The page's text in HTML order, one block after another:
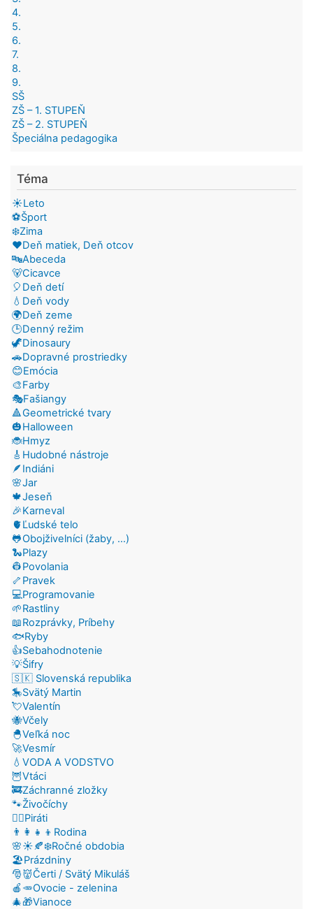
4.
5.
6.
7.
8.
9.
SŠ
ZŠ – 1. STUPEŇ
ZŠ – 2. STUPEŇ
Špeciálna pedagogika
Téma
☀️Leto
⚽Šport
❄️Zima
❤️Deň matiek, Deň otcov
🔤Abeceda
🐻Cicavce
🎈Deň detí
💧Deň vody
🌍Deň zeme
🕒Denný režim
🦖Dinosaury
🚗Dopravné prostriedky
😊Emócia
🎨Farby
🎭Fašiangy
🔺Geometrické tvary
🎃Halloween
🐞Hmyz
🎸Hudobné nástroje
🪶Indiáni
🌸Jar
🍁Jeseň
🎉Karneval
🫀Ľudské telo
🐸Obojživelníci (žaby, ...)
🐍Plazy
👷Povolania
🦴Pravek
💻Programovanie
🌱Rastliny
📖Rozprávky, Príbehy
🐟Ryby
👍Sebahodnotenie
💡Šifry
🇸🇰 Slovenská republika
🎠Svätý Martin
💘Valentín
🐝Včely
🐣Veľká noc
🚀Vesmír
💧VODA A VODSTVO
🦉Vtáci
🚒Záchranné zložky
🐾Živočíchy
🏴‍☠️Piráti
👨‍👩‍👧‍👦Rodina
🌸☀️🍂❄️Ročné obdobia
🏖️Prázdniny
🎅👹Čerti / Svätý Mikuláš
🍎🥕Ovocie - zelenina
🎄🎁Vianoce